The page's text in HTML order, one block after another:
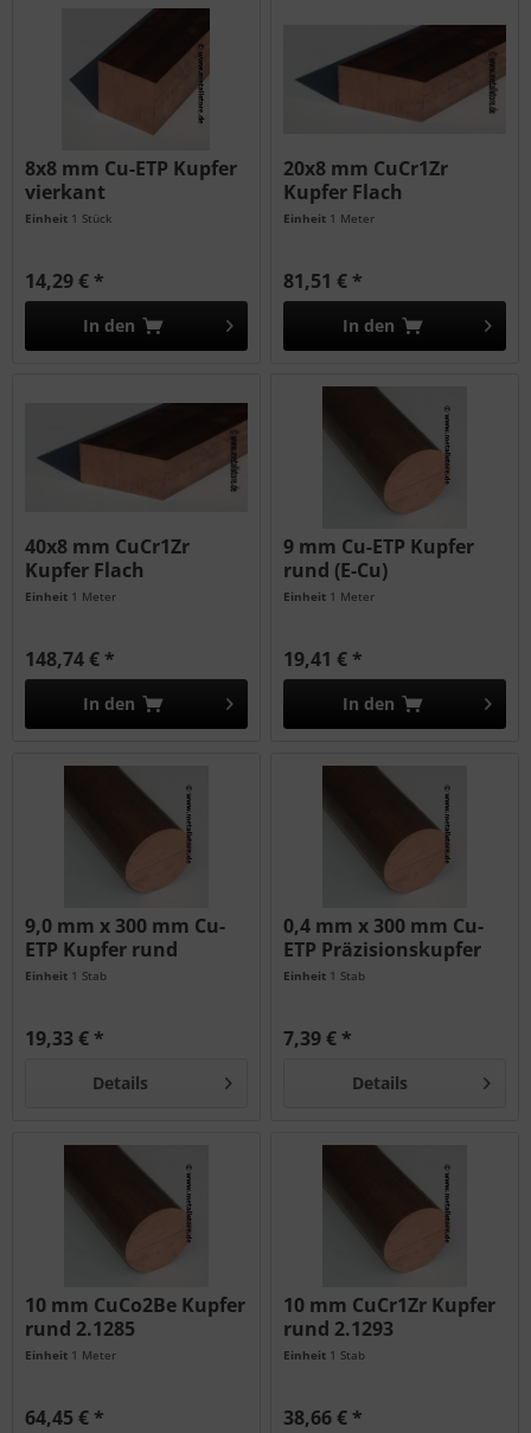
8x8 mm Cu-ETP Kupfer
vierkant
Einheit 1 Stück
14,29 € *
In den
20x8 mm CuCr1Zr
Kupfer Flach
Einheit 1 Meter
81,51 € *
In den
40x8 mm CuCr1Zr
Kupfer Flach
Einheit 1 Meter
148,74 € *
In den
9 mm Cu-ETP Kupfer
rund (E-Cu)
Einheit 1 Meter
19,41 € *
In den
9,0 mm x 300 mm Cu-
ETP Kupfer rund
Einheit 1 Stab
19,33 € *
Details
0,4 mm x 300 mm Cu-
ETP Präzisionskupfer
rund...
Einheit 1 Stab
7,39 € *
Details
10 mm CuCo2Be Kupfer
rund 2.1285
Einheit 1 Meter
64,45 € *
10 mm CuCr1Zr Kupfer
rund 2.1293
Einheit 1 Stab
38,66 € *